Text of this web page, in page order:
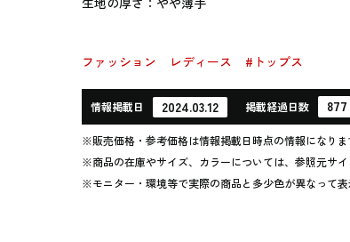
ファッション レディース #トップス
情報掲載日 2024.03.12 掲載経過日数 877
※販売価格・参考価格は情報掲載日時点の情報になりま
※商品の在庫やサイズ、カラーについては、参照元サイ
※モニター・環境等で実際の商品と多少色が異なって表